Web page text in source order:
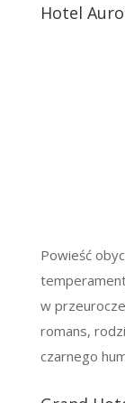
Hotel
Powieść
w
romans,
czarnego